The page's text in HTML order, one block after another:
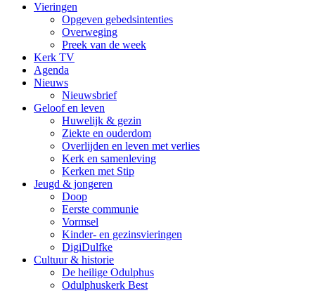
Vieringen
Opgeven gebedsintenties
Overweging
Preek van de week
Kerk TV
Agenda
Nieuws
Nieuwsbrief
Geloof en leven
Huwelijk & gezin
Ziekte en ouderdom
Overlijden en leven met verlies
Kerk en samenleving
Kerken met Stip
Jeugd & jongeren
Doop
Eerste communie
Vormsel
Kinder- en gezinsvieringen
DigiDulfke
Cultuur & historie
De heilige Odulphus
Odulphuskerk Best